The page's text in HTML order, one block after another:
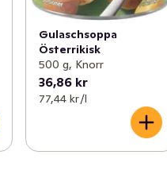
Gulaschsoppa
Österrikisk
500 g, Knorr
36,86 kr
77,44 kr /l